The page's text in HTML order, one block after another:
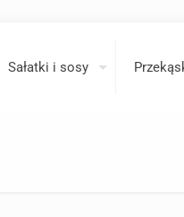
Sałatki i sosy